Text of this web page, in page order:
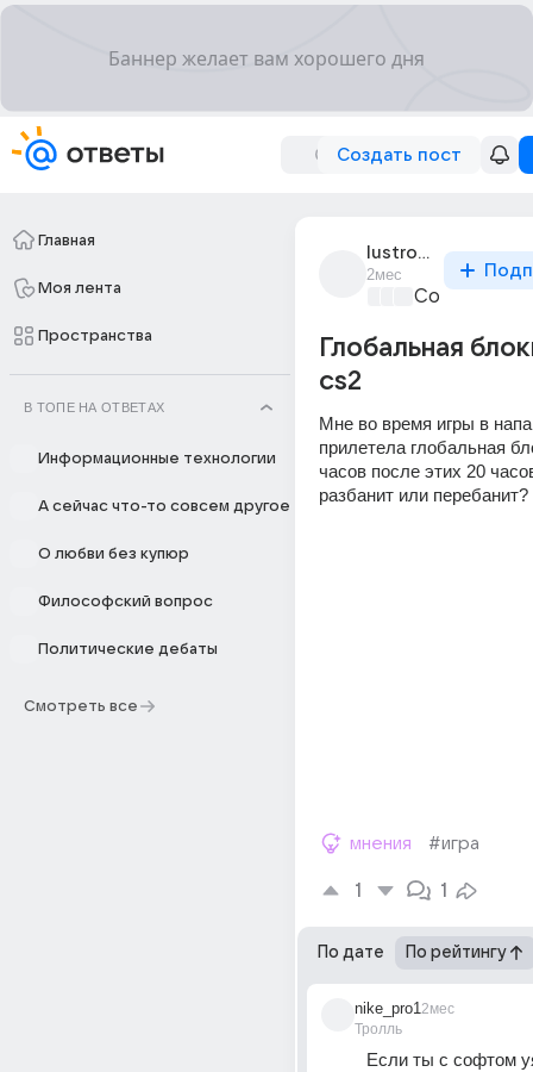
Создать пост
Главная
Моя лента
Пространства
В ТОПЕ НА ОТВЕТАХ
Информационные технологии
А сейчас что-то совсем другое
О любви без купюр
Философский вопрос
Политические дебаты
Смотреть все
lustrous_2366
2мес
Сounter
Глобальная
cs2
Мне во время игры в
прилетела глобальная
часов после этих 20
разбанит или перебанит?
мнения #игра
1 1
По дате По рейтингу
nike_pro1
Тролль
2мес
Если ты с софтом